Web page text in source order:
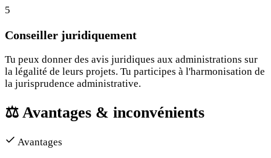
5
Conseiller juridiquement
Tu peux donner des avis juridiques aux administrations sur
la légalité de leurs projets. Tu participes à l'harmonisation de
la jurisprudence administrative.
⚖️ Avantages & inconvénients
Avantages